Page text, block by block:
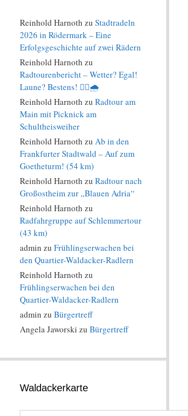
Reinhold Harnoth zu Stadtradeln
2026 in Rödermark – Eine
Erfolgsgeschichte auf zwei Rädern
Reinhold Harnoth zu
Radtourenbericht – Wetter? Egal!
Laune? Bestens! 🚴‍♀️🌧️
Reinhold Harnoth zu Radtour am
Main mit Picknick am
Schultheisweiher
Reinhold Harnoth zu Ab in den
Frankfurter Stadtwald – Auf zum
Goetheturm! (54 km)
Reinhold Harnoth zu Radtour nach
Großostheim zur „Blauen Adria“
Reinhold Harnoth zu
Radfahrgruppe auf Schlemmertour
(43 km)
admin zu Frühlingserwachen bei
den Quartier-Waldacker-Radlern
Reinhold Harnoth zu
Frühlingserwachen bei den
Quartier-Waldacker-Radlern
admin zu Bürgertreff
Angela Jaworski zu Bürgertreff
Waldackerkarte